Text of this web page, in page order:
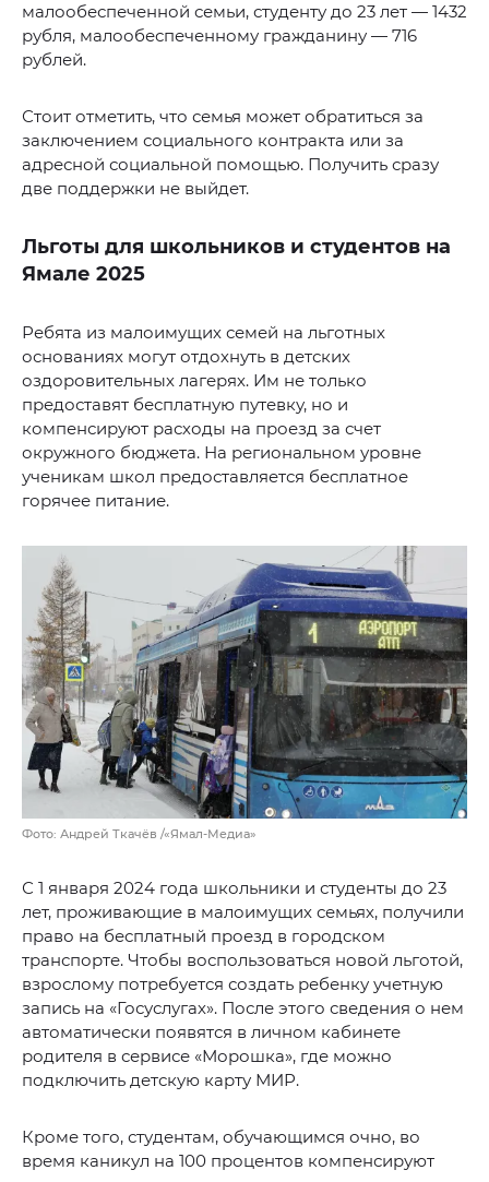
малообеспеченной семьи, студенту до 23 лет — 1432
рубля, малообеспеченному гражданину — 716
рублей.
Стоит отметить, что семья может обратиться за
заключением социального контракта или за
адресной социальной помощью. Получить сразу
две поддержки не выйдет.
Льготы для школьников и студентов на
Ямале 2025
Ребята из малоимущих семей на льготных
основаниях могут отдохнуть в детских
оздоровительных лагерях. Им не только
предоставят бесплатную путевку, но и
компенсируют расходы на проезд за счет
окружного бюджета. На региональном уровне
ученикам школ предоставляется бесплатное
горячее питание.
Фото: Андрей Ткачёв /«Ямал-Медиа»
С 1 января 2024 года школьники и студенты до 23
лет, проживающие в малоимущих семьях, получили
право на бесплатный проезд в городском
транспорте. Чтобы воспользоваться новой льготой,
взрослому потребуется создать ребенку учетную
запись на «Госуслугах». После этого сведения о нем
автоматически появятся в личном кабинете
родителя в сервисе «Морошка», где можно
подключить детскую карту МИР.
Кроме того, студентам, обучающимся очно, во
время каникул на 100 процентов компенсируют